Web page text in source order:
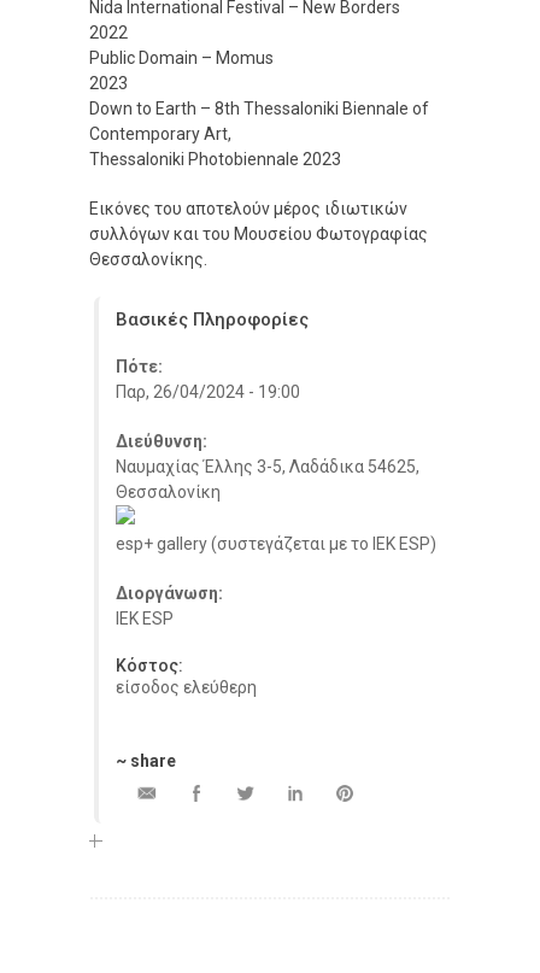
Nida International Festival – New Borders
2022
Public Domain – Momus
2023
Down to Earth – 8th Thessaloniki Biennale of
Contemporary Art,
Thessaloniki Photobiennale 2023
Εικόνες του αποτελούν μέρος ιδιωτικών
συλλόγων και του Μουσείου Φωτογραφίας
Θεσσαλονίκης.
Βασικές Πληροφορίες
Πότε:
Παρ, 26/04/2024 - 19:00
Διεύθυνση:
Ναυμαχίας Έλλης 3-5, Λαδάδικα 54625,
Θεσσαλονίκη
esp+ gallery (συστεγάζεται με το ΙΕΚ ESP)
Διοργάνωση:
ΙΕΚ ESP
Κόστος:
είσοδος ελεύθερη
~ share